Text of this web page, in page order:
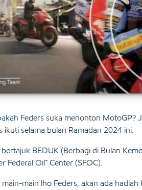
Feders suka menonton MotoGP?
ikuti selama bulan Ramadan 2024 ini.
BEDUK (Berbagi di Bulan
Federal Oil™ Center (SFOC).
main lho Feders, akan ada